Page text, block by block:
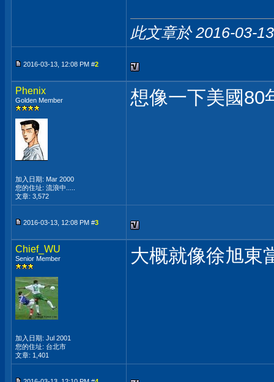
此文章於 2016-03-
2016-03-13, 12:08 PM #2
Phenix
Golden Member
加入日期: Mar 2000
您的住址: 流浪中.....
文章: 3,572
想像一下美國
2016-03-13, 12:08 PM #3
Chief_WU
Senior Member
加入日期: Jul 2001
您的住址: 台北市
文章: 1,401
大概就像徐旭東